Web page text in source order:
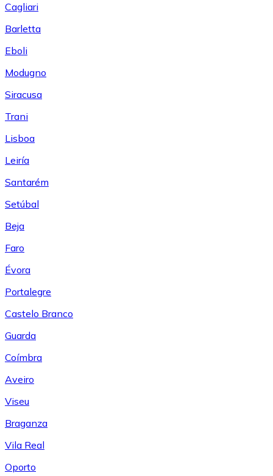
Cagliari
Barletta
Eboli
Modugno
Siracusa
Trani
Lisboa
Leiría
Santarém
Setúbal
Beja
Faro
Évora
Portalegre
Castelo Branco
Guarda
Coímbra
Aveiro
Viseu
Braganza
Vila Real
Oporto